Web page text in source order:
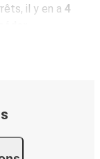
il y en a 4
différentes
vers et